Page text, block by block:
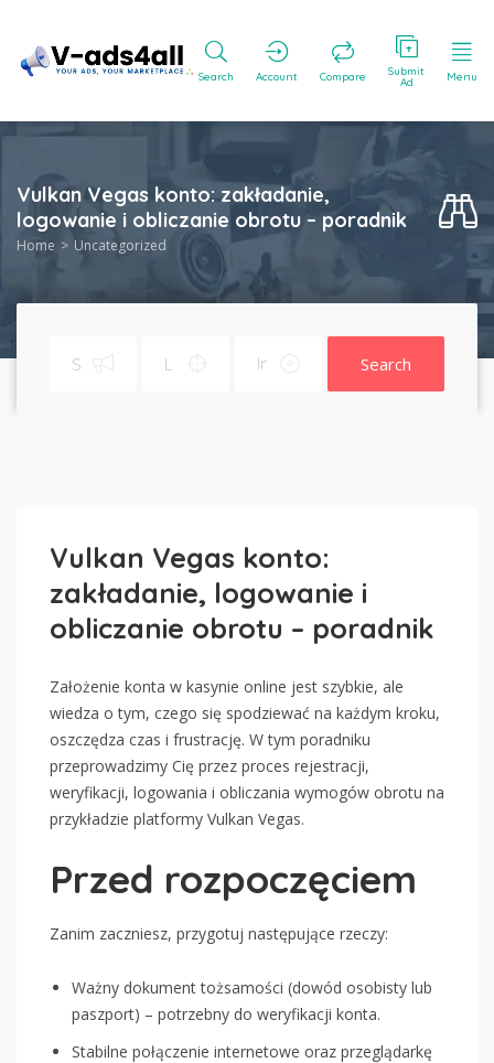
Search Account Compare Submit
Ad Menu
Vulkan Vegas konto: zakładanie,
logowanie i obliczanie obrotu – poradnik
Home Uncategorized
Search
Vulkan Vegas konto:
zakładanie, logowanie i
obliczanie obrotu – poradnik
Założenie konta w kasynie online jest szybkie, ale
wiedza o tym, czego się spodziewać na każdym kroku,
oszczędza czas i frustrację. W tym poradniku
przeprowadzimy Cię przez proces rejestracji,
weryfikacji, logowania i obliczania wymogów obrotu na
przykładzie platformy Vulkan Vegas.
Przed rozpoczęciem
Zanim zaczniesz, przygotuj następujące rzeczy:
Ważny dokument tożsamości (dowód osobisty lub
paszport) – potrzebny do weryfikacji konta.
Stabilne połączenie internetowe oraz przeglądarkę